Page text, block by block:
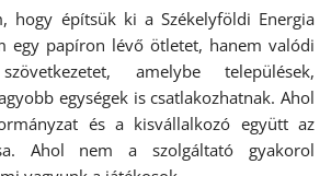
hogy építsük ki a Székelyföldi Energia
egy papíron lévő ötletet, hanem valódi
amelybe települések,
egységek is csatlakozhatnak. Ahol
és a kisvállalkozó együtt az
Ahol nem a szolgáltató gyakorol